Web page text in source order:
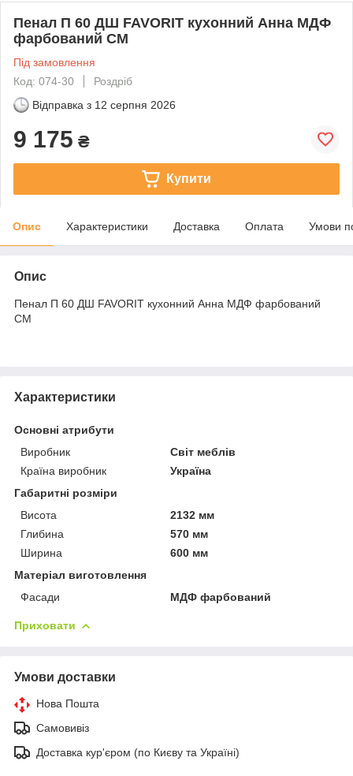
Пенал П 60 ДШ FAVORIT кухонний Анна МДФ
фарбований СМ
Під замовлення
Код: 074-30
Роздріб
Відправка з 12 серпня 2026
9 175 ₴
Купити
Опис Характеристики Доставка Оплата Умови
Опис
Пенал П 60 ДШ FAVORIT кухонний Анна МДФ фарбований
СМ
Характеристики
Основні атрибути
Виробник
Світ меблів
Країна виробник
Україна
Габаритні розміри
Висота
2132 мм
Глибина
570 мм
Ширина
600 мм
Матеріал виготовлення
Фасади
МДФ фарбований
Приховати
Умови доставки
Нова Пошта
Самовивіз
Доставка кур'єром (по Києву та Україні)